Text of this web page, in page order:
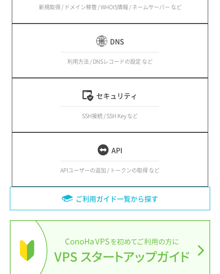
新規取得 / ドメイン移管 / WHOIS情報 / ネームサーバー など
DNS
利用方法 / DNSレコードの設定 など
セキュリティ
SSH接続 / SSH Key など
API
APIユーザーの追加 / トークンの取得 など
ご利用ガイド一覧から探す